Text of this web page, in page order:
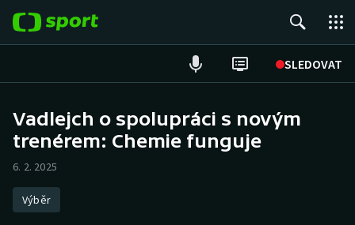
SLEDOVAT
Hokej
Atletika
Vadlejch o spolupráci s novým
trenérem: Chemie funguje
6. 2. 2025
Výběr